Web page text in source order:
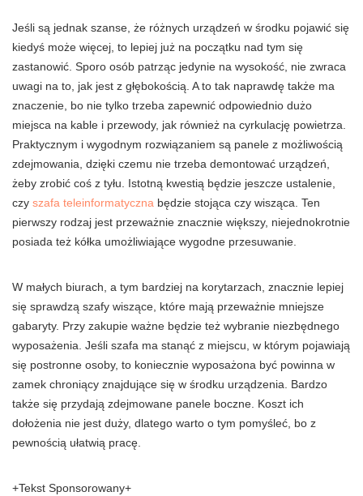
Jeśli są jednak szanse, że różnych urządzeń w środku pojawić się
kiedyś może więcej, to lepiej już na początku nad tym się
zastanowić. Sporo osób patrząc jedynie na wysokość, nie zwraca
uwagi na to, jak jest z głębokością. A to tak naprawdę także ma
znaczenie, bo nie tylko trzeba zapewnić odpowiednio dużo
miejsca na kable i przewody, jak również na cyrkulację powietrza.
Praktycznym i wygodnym rozwiązaniem są panele z możliwością
zdejmowania, dzięki czemu nie trzeba demontować urządzeń,
żeby zrobić coś z tyłu. Istotną kwestią będzie jeszcze ustalenie,
czy szafa teleinformatyczna będzie stojąca czy wisząca. Ten
pierwszy rodzaj jest przeważnie znacznie większy, niejednokrotnie
posiada też kółka umożliwiające wygodne przesuwanie.
W małych biurach, a tym bardziej na korytarzach, znacznie lepiej
się sprawdzą szafy wiszące, które mają przeważnie mniejsze
gabaryty. Przy zakupie ważne będzie też wybranie niezbędnego
wyposażenia. Jeśli szafa ma stanąć z miejscu, w którym pojawiają
się postronne osoby, to koniecznie wyposażona być powinna w
zamek chroniący znajdujące się w środku urządzenia. Bardzo
także się przydają zdejmowane panele boczne. Koszt ich
dołożenia nie jest duży, dlatego warto o tym pomyśleć, bo z
pewnością ułatwią pracę.
+Tekst Sponsorowany+